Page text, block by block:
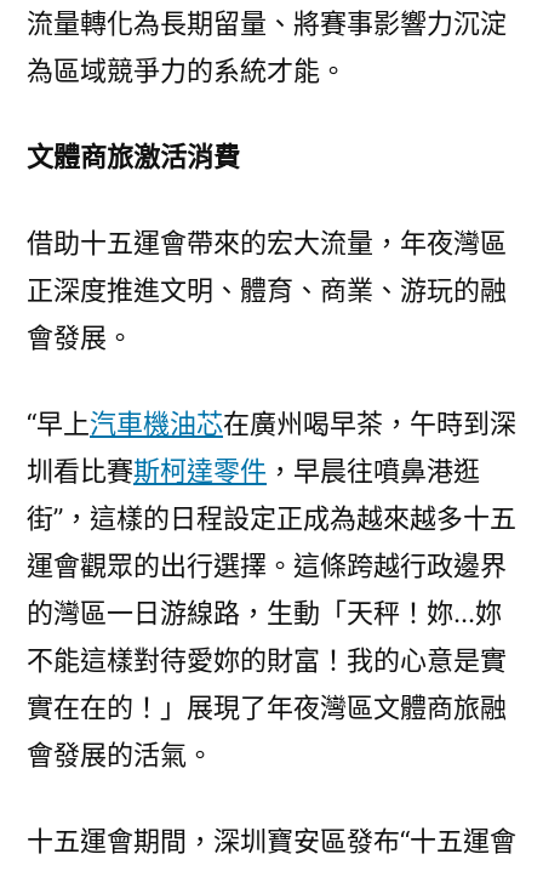
流量轉化為長期留量、將賽事影響力沉淀
為區域競爭力的系統才能。
文體商旅激活消費
借助十五運會帶來的宏大流量，年夜灣區
正深度推進文明、體育、商業、游玩的融
會發展。
“早上汽車機油芯在廣州喝早茶，午時到深
圳看比賽斯柯達零件 ，早晨往噴鼻港逛
街”，這樣的日程設定正成為越來越多十五
運會觀眾的出行選擇。這條跨越行政邊界
的灣區一日游線路，生動「天秤！妳…妳
不能這樣對待愛妳的財富！我的心意是實
實在在的！」展現了年夜灣區文體商旅融
會發展的活氣。
十五運會期間，深圳寶安區發布“十五運會